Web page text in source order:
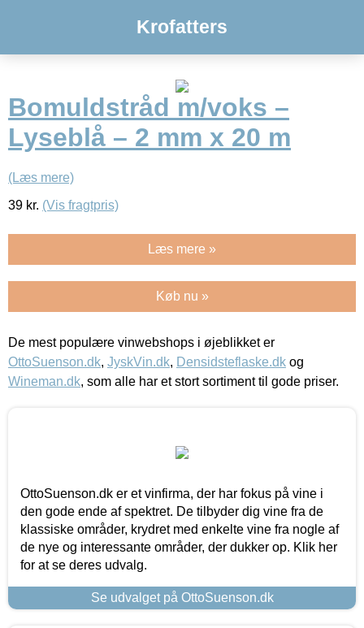
Krofatters
Bomuldstråd m/voks –
Lyseblå – 2 mm x 20 m
(Læs mere)
39 kr. (Vis fragtpris)
Læs mere »
Køb nu »
De mest populære vinwebshops i øjeblikket er
OttoSuenson.dk, JyskVin.dk, Densidsteflaske.dk og
Wineman.dk, som alle har et stort sortiment til gode priser.
OttoSuenson.dk er et vinfirma, der har fokus på vine i
den gode ende af spektret. De tilbyder dig vine fra de
klassiske områder, krydret med enkelte vine fra nogle af
de nye og interessante områder, der dukker op. Klik her
for at se deres udvalg.
Se udvalget på OttoSuenson.dk